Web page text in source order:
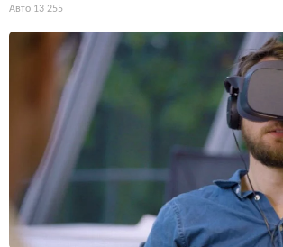
Авто 13 255